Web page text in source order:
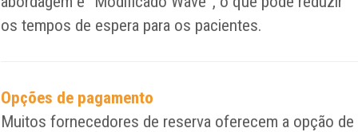
os tempos de espera para os pacientes.
Opções de pagamento
Muitos fornecedores de reserva oferecem a opção de